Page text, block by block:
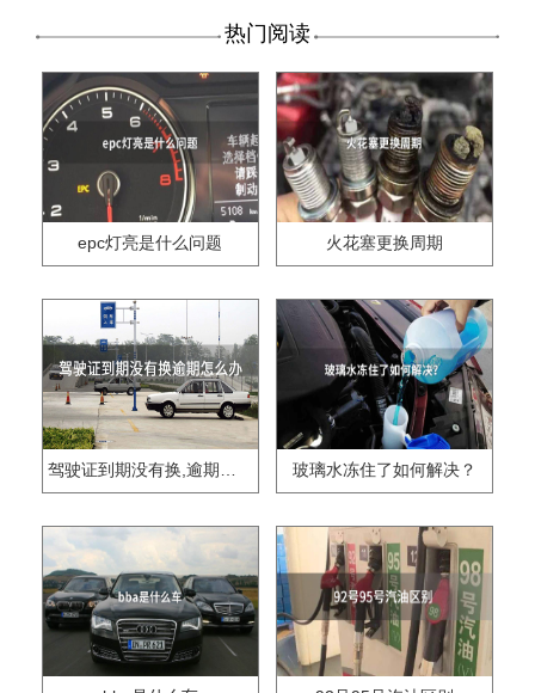
热门阅读
epc灯亮是什么问题 火花塞更换周期
驾驶证到期没有换,逾期怎么办?? 玻璃水冻住了如何解决？